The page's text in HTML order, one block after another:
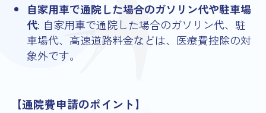
自家用車で通院した場合のガソリン代や駐車場
代: 自家用車で通院した場合のガソリン代、駐
車場代、高速道路料金などは、医療費控除の対
象外です。
【通院費申請のポイント】